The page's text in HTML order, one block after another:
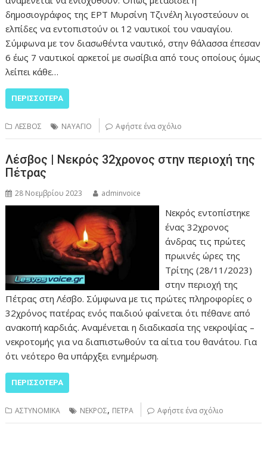
δημοσιογράφος της ΕΡΤ Μυρσίνη Τζινέλη λιγοστεύουν οι
ελπίδες να εντοπιστούν οι 12 ναυτικοί του ναυαγίου.
Σύμφωνα με τον διασωθέντα ναυτικό, στην θάλασσα έπεσαν
6 έως 7 ναυτικοί αρκετοί με σωσίβια από τους οποίους όμως
λείπει κάθε…
ΠΕΡΙΣΣΌΤΕΡΑ
ΛΕΣΒΟΣ ΝΑΥΑΓΙΟ Αφήστε ένα σχόλιο
Λέσβος | Νεκρός 32χρονος στην περιοχή της
Πέτρας
28 Νοεμβρίου 2023 adminvoice
Νεκρός εντοπίστηκε
ένας 32χρονος
άνδρας τις πρώτες
πρωινές ώρες της
Τρίτης (28/11/2023)
στην περιοχή της
Πέτρας στη Λέσβο. Σύμφωνα με τις πρώτες πληροφορίες ο
32χρόνος πατέρας ενός παιδιού φαίνεται ότι πέθανε από
ανακοπή καρδιάς. Αναμένεται η διαδικασία της νεκροψίας –
νεκροτομής για να διαπιστωθούν τα αίτια του θανάτου. Για
ότι νεότερο θα υπάρχξει ενημέρωση.
ΠΕΡΙΣΣΌΤΕΡΑ
ΑΣΤΥΝΟΜΙΚΑ ΝΕΚΡΟΣ, ΠΕΤΡΑ Αφήστε ένα σχόλιο